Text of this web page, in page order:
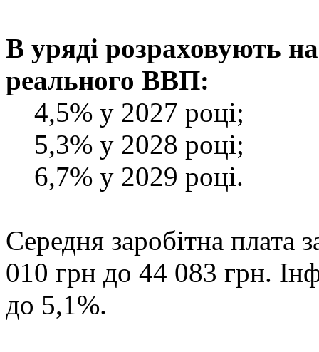
В уряді розраховують
реального ВВП:
4,5% у 2027 році;
5,3% у 2028 році;
6,7% у 2029 році.
Середня заробітна плата
010 грн до 44 083 грн.
до 5,1%.